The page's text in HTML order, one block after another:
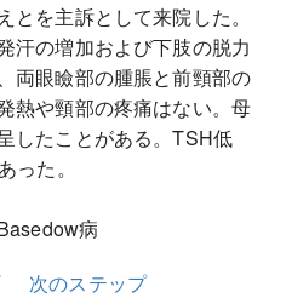
とを主訴として来院した。
汗の増加および下肢の脱力
両眼瞼部の腫脹と前頸部の
熱や頸部の疼痛はない。母
したことがある。TSH低
った。
病
次のステップ